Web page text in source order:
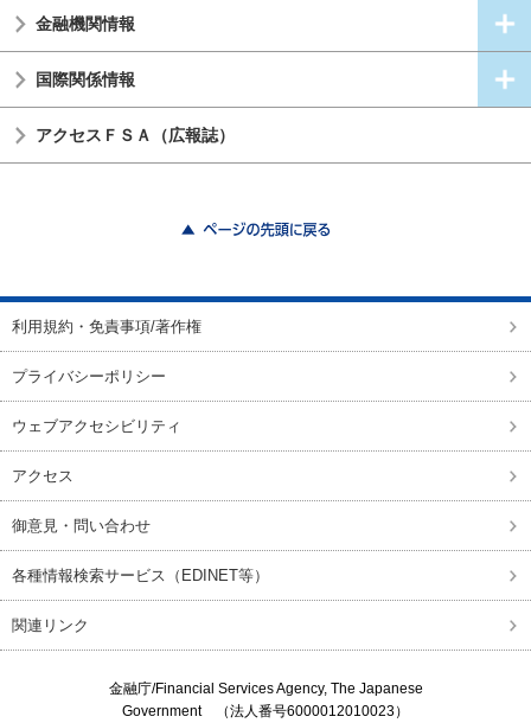
金融機関情報
国際関係情報
アクセスＦＳＡ（広報誌）
利用規約・免責事項/著作権
プライバシーポリシー
ウェブアクセシビリティ
アクセス
御意見・問い合わせ
各種情報検索サービス（EDINET等）
関連リンク
金融庁/Financial Services Agency, The Japanese
Government（法人番号6000012010023）